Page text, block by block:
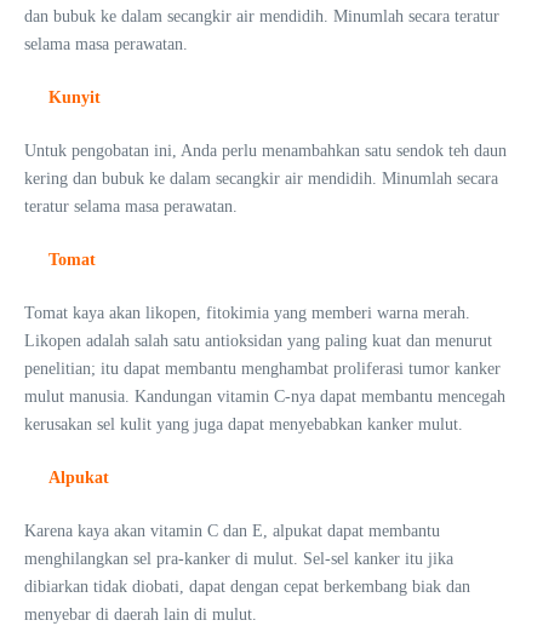
dan bubuk ke dalam secangkir air mendidih. Minumlah secara teratur
selama masa perawatan.
Kunyit
Untuk pengobatan ini, Anda perlu menambahkan satu sendok teh daun
kering dan bubuk ke dalam secangkir air mendidih. Minumlah secara
teratur selama masa perawatan.
Tomat
Tomat kaya akan likopen, fitokimia yang memberi warna merah.
Likopen adalah salah satu antioksidan yang paling kuat dan menurut
penelitian; itu dapat membantu menghambat proliferasi tumor kanker
mulut manusia. Kandungan vitamin C-nya dapat membantu mencegah
kerusakan sel kulit yang juga dapat menyebabkan kanker mulut.
Alpukat
Karena kaya akan vitamin C dan E, alpukat dapat membantu
menghilangkan sel pra-kanker di mulut. Sel-sel kanker itu jika
dibiarkan tidak diobati, dapat dengan cepat berkembang biak dan
menyebar di daerah lain di mulut.